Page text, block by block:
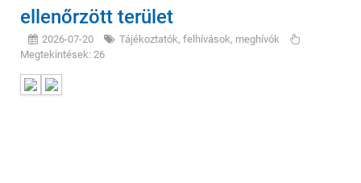
ellenőrzött terület
2026-07-20
Tájékoztatók, felhívások, meghívók
Megtekintések: 26